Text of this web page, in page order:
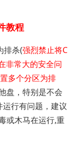
教程
排杀(强烈禁止将C
非常大的安全问
多个分区为排
盘，特别是不会
行有问题，建议
或木马在运行,重